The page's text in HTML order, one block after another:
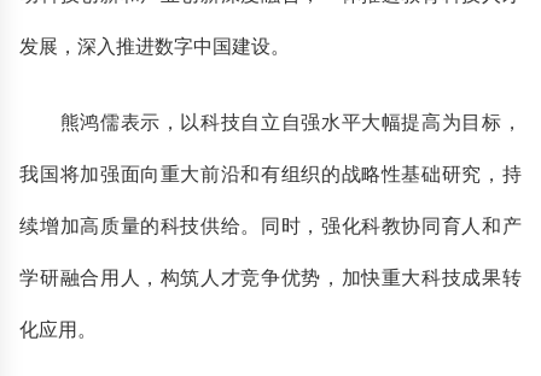
发展，深入推进数字中国建设。
熊鸿儒表示，以科技自立自强水平大幅提高为目标，
我国将加强面向重大前沿和有组织的战略性基础研究，持
续增加高质量的科技供给。同时，强化科教协同育人和产
学研融合用人，构筑人才竞争优势，加快重大科技成果转
化应用。